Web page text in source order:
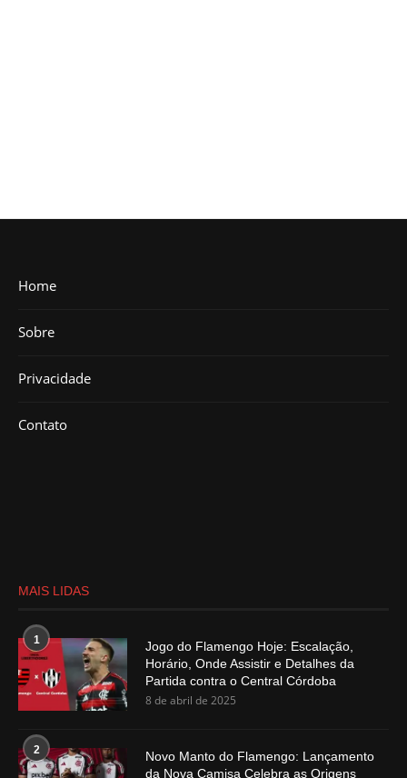
Home
Sobre
Privacidade
Contato
MAIS LIDAS
1
Jogo do Flamengo Hoje: Escalação,
Horário, Onde Assistir e Detalhes da
Partida contra o Central Córdoba
8 de abril de 2025
2
Novo Manto do Flamengo: Lançamento
da Nova Camisa Celebra as Origens